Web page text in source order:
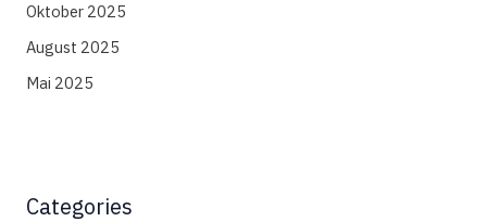
Oktober 2025
August 2025
Mai 2025
Categories